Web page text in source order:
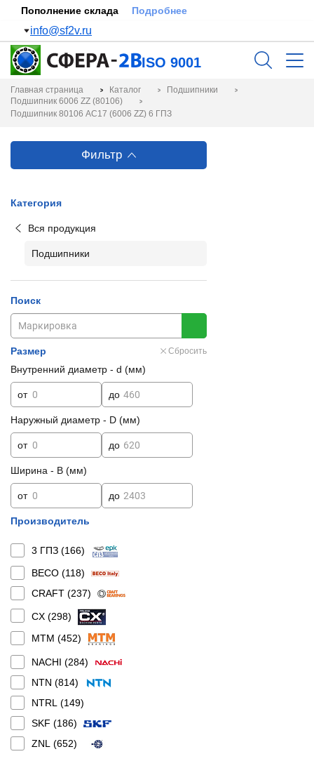
Пополнение склада Подробнее
info@sf2v.ru
ISO 9001
Главная страница Каталог
Подшипники
Подшипник 6006 ZZ (80106)
Подшипник 80106 АС17 (6006 ZZ) 6 ГПЗ
Фильтр
Категория
Вся продукция
Подшипники
Поиск
Размер Сбросить
Внутренний диаметр - d (мм)
от до
Наружный диаметр - D (мм)
от до
Ширина - B (мм)
от до
Производитель
3 ГПЗ (166)
BECO (118)
CRAFT (237)
CX (298)
MTM (452)
NACHI (284)
NTN (814)
NTRL (149)
SKF (186)
ZNL (652)